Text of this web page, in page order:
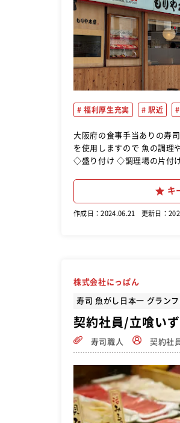
福利厚生充実 駅近
大阪府の食事手当ありの寿司職人の求人や転職情報お
を使用しますので 魚の調理や単品料理の調理がメイン
◇盛り付け ◇調理場の片付け
キ
作成日：2024.06.21 更新日：
株式会社にっぱん
寿司 魚がし日本一 グラン
契約社員/立喰い
寿司職人 契約社